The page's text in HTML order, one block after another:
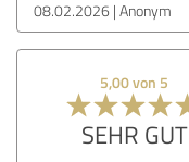
08.02.2026 Anonym
5,00 von 5
SEHR GUT